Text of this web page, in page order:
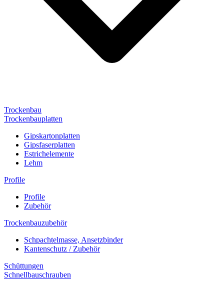
Trockenbau
Trockenbauplatten
Gipskartonplatten
Gipsfaserplatten
Estrichelemente
Lehm
Profile
Profile
Zubehör
Trockenbauzubehör
Schpachtelmasse, Ansetzbinder
Kantenschutz / Zubehör
Schüttungen
Schnellbauschrauben